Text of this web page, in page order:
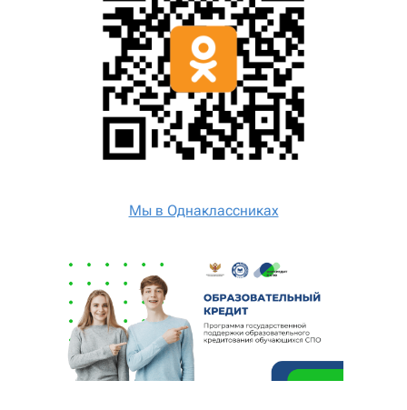
Мы в Однаклассниках